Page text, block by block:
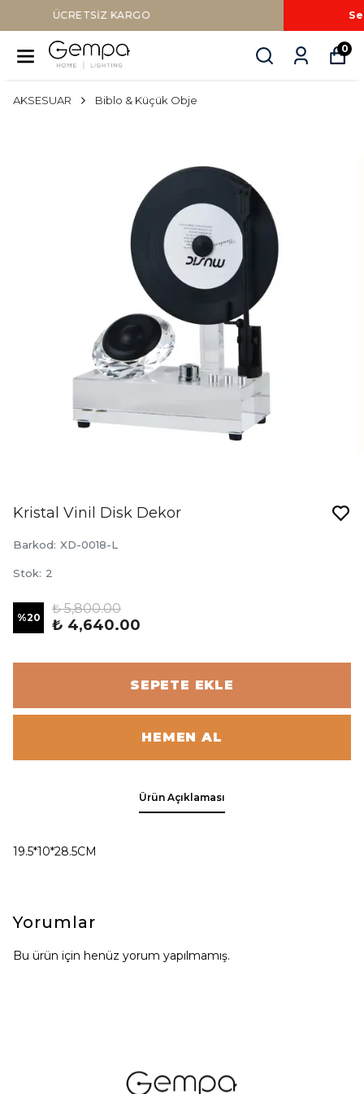
Sepette Nakit Ödemede Ek %10 İNDİRİM
0
AKSESUAR Biblo & Küçük Obje
Kristal Vinil Disk Dekor
Barkod: XD-0018-L
Stok: 2
%20
₺ 5,800.00
₺ 4,640.00
SEPETE EKLE
HEMEN AL
Ürün Açıklaması
19.5*10*28.5CM
Yorumlar
Bu ürün için henüz yorum yapılmamış.